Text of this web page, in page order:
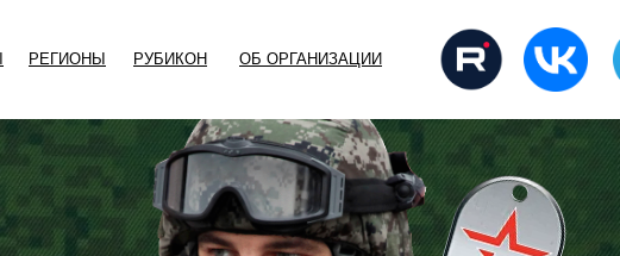
ОБ ОРГАНИЗАЦИИ
РЕГИОНЫ РУБИКОН